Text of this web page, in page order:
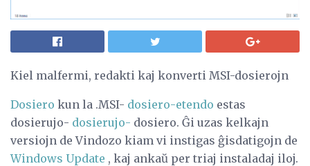
Kiel malfermi, redakti kaj konverti MSI-dosierojn
Dosiero kun la .MSI- dosiero-etendo estas
dosierujo- dosierujo- dosiero. Ĝi uzas kelkajn
versiojn de Vindozo kiam vi instigas ĝisdatigojn de
Windows Update , kaj ankaŭ per triaj instaladaj iloj.